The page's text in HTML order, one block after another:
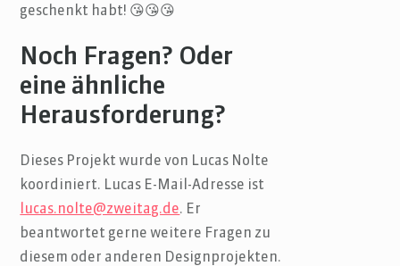
geschenkt habt! 😘😘😘
Noch Fragen? Oder
eine ähnliche
Herausforderung?
Dieses Projekt wurde von Lucas Nolte
koordiniert. Lucas E-Mail-Adresse ist
lucas.nolte@zweitag.de. Er
beantwortet gerne weitere Fragen zu
diesem oder anderen Designprojekten.